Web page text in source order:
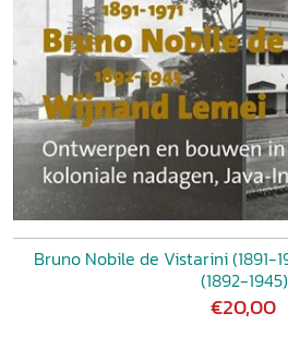
Bruno Nobile de Vistarini (1891-
(1892-1945)
€20,00